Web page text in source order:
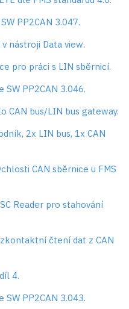
PP2CAN 3.047.
nástroji Data view.
pro práci s LIN sběrnicí.
SW PP2CAN 3.046.
CAN bus/LIN bus gateway.
2x LIN bus, 1x CAN
CAN sběrnice u FMS
Reader pro stahování
čtení dat z CAN
4.
SW PP2CAN 3.043.